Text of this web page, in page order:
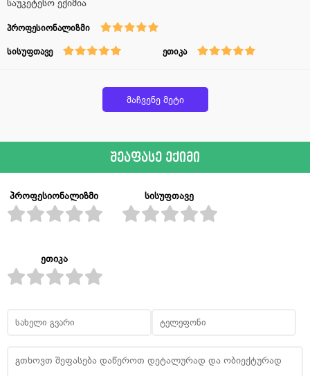
საუკეტესო ექიმია
პროფესიონალიზმი
სისუფთავე ეთიკა
მაჩვენე მეტი
შეაფასე ექიმი
პროფესიონალიზმი სისუფთავე
ეთიკა